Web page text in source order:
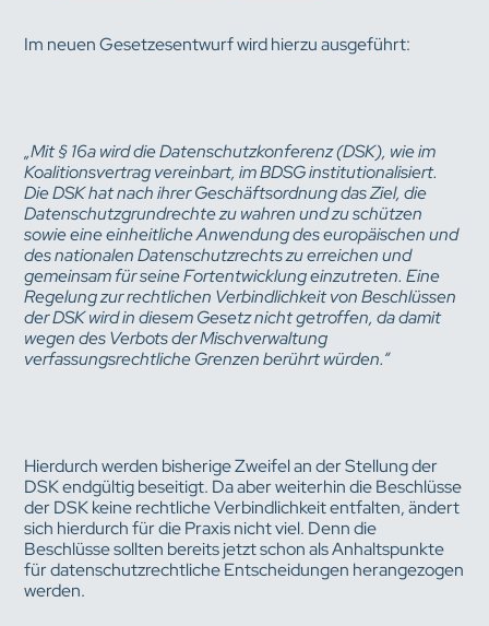
Im neuen Gesetzesentwurf wird hierzu ausgeführt:
„Mit § 16a wird die Datenschutzkonferenz (DSK), wie im
Koalitionsvertrag vereinbart, im BDSG institutionalisiert.
Die DSK hat nach ihrer Geschäftsordnung das Ziel, die
Datenschutzgrundrechte zu wahren und zu schützen
sowie eine einheitliche Anwendung des europäischen und
des nationalen Datenschutzrechts zu erreichen und
gemeinsam für seine Fortentwicklung einzutreten. Eine
Regelung zur rechtlichen Verbindlichkeit von Beschlüssen
der DSK wird in diesem Gesetz nicht getroffen, da damit
wegen des Verbots der Mischverwaltung
verfassungsrechtliche Grenzen berührt würden.“
Hierdurch werden bisherige Zweifel an der Stellung der
DSK endgültig beseitigt. Da aber weiterhin die Beschlüsse
der DSK keine rechtliche Verbindlichkeit entfalten, ändert
sich hierdurch für die Praxis nicht viel. Denn die
Beschlüsse sollten bereits jetzt schon als Anhaltspunkte
für datenschutzrechtliche Entscheidungen herangezogen
werden.